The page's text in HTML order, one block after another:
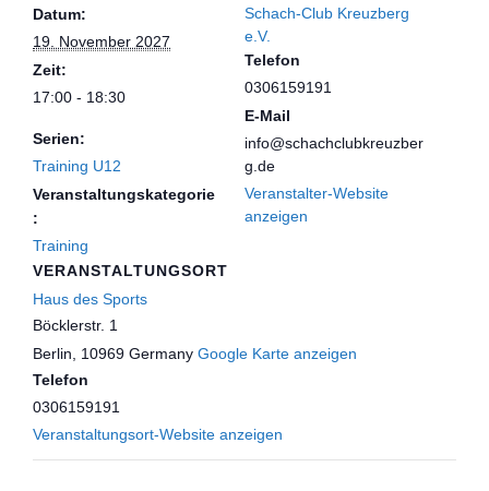
Datum:
19. November 2027
Zeit:
17:00 - 18:30
Serien:
Training U12
Veranstaltungskategorie
:
Training
VERANSTALTUNGSORT
Haus des Sports
Böcklerstr. 1
Berlin
10969 Germany Google Karte anzeigen
Telefon
0306159191
Veranstaltungsort-Website anzeigen
Schach-Club Kreuzberg
e.V.
Telefon
0306159191
E-Mail
info@schachclubkreuzber
g.de
Veranstalter-Website
anzeigen